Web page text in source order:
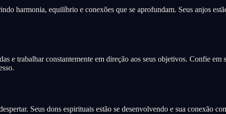
harmonia, equilíbrio e conexões que se aprofundam. Seus anjos
e trabalhar constantemente em direção aos seus objetivos. Confie
Seus dons espirituais estão se desenvolvendo e sua conexão